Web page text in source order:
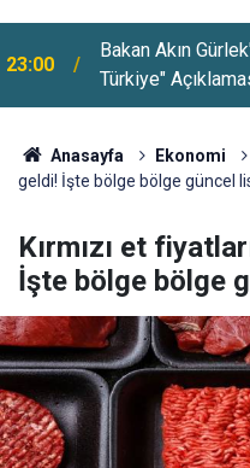
22:36
YENİ Parti,
Bağış Tutarını
Anasayfa Ekonomi
geldi! İşte bölge bölge güncel
Kırmızı et
İşte bölge bölge